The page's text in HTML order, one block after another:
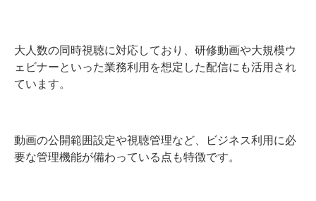
大人数の同時視聴に対応しており、研修動画や大規模ウ
ェビナーといった業務利用を想定した配信にも活用され
ています。
動画の公開範囲設定や視聴管理など、ビジネス利用に必
要な管理機能が備わっている点も特徴です。